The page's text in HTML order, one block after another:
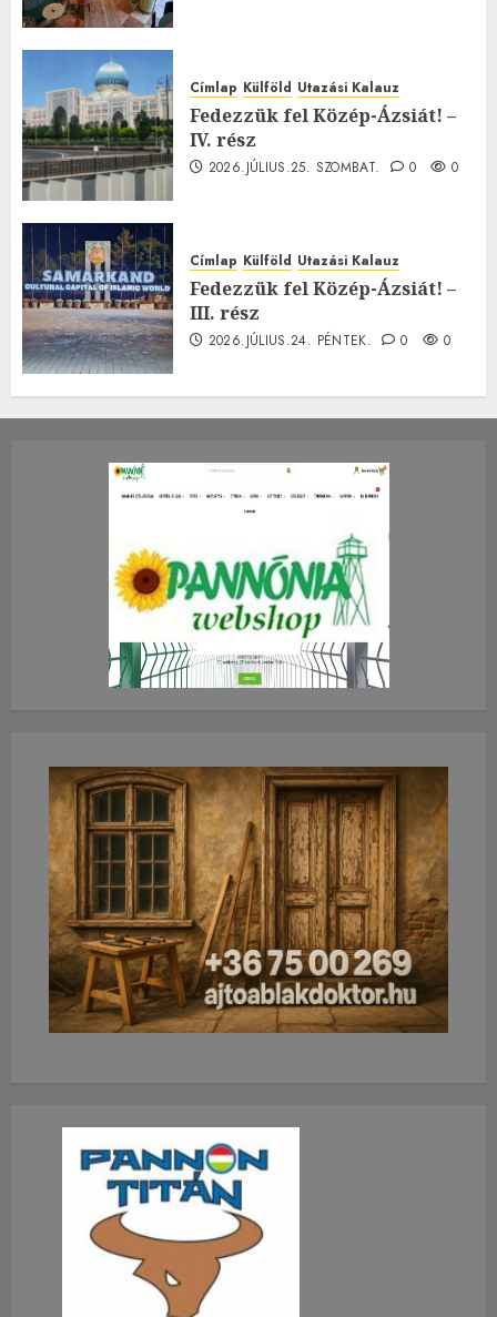
Címlap Külföld Utazási Kalauz
Fedezzük fel Közép-Ázsiát! –
IV. rész
2026.JÚLIUS.25. SZOMBAT. 0 0
Címlap Külföld Utazási Kalauz
Fedezzük fel Közép-Ázsiát! –
III. rész
2026.JÚLIUS.24. PÉNTEK. 0 0